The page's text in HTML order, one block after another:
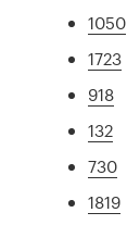
1050
1723
918
132
730
1819